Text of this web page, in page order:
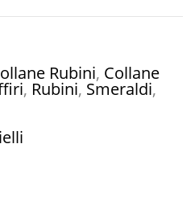
Rubini, Collane
, Rubini, Smeraldi,